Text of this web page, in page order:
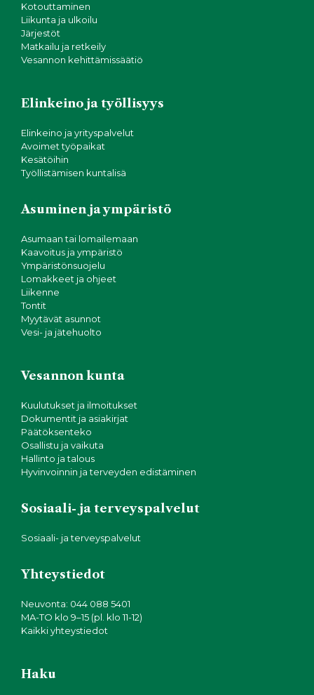
Kotouttaminen
Liikunta ja ulkoilu
Järjestöt
Matkailu ja retkeily
Vesannon kehittämissäätiö
Elinkeino ja työllisyys
Elinkeino ja yrityspalvelut
Avoimet työpaikat
Kesätöihin
Työllistämisen kuntalisä
Asuminen ja ympäristö
Asumaan tai lomailemaan
Kaavoitus ja ympäristö
Ympäristönsuojelu
Lomakkeet ja ohjeet
Liikenne
Tontit
Myytävät asunnot
Vesi- ja jätehuolto
Vesannon kunta
Kuulutukset ja ilmoitukset
Dokumentit ja asiakirjat
Päätöksenteko
Osallistu ja vaikuta
Hallinto ja talous
Hyvinvoinnin ja terveyden edistäminen
Sosiaali- ja terveyspalvelut
Sosiaali- ja terveyspalvelut
Yhteystiedot
Neuvonta: 044 088 5401
MA-TO klo 9–15 (pl. klo 11-12)
Kaikki yhteystiedot
Haku